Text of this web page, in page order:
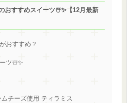
おすすめスイーツ☃️✨【12月最新
おすすめ？
ツ☃️✨
チーズ使用 ティラミス